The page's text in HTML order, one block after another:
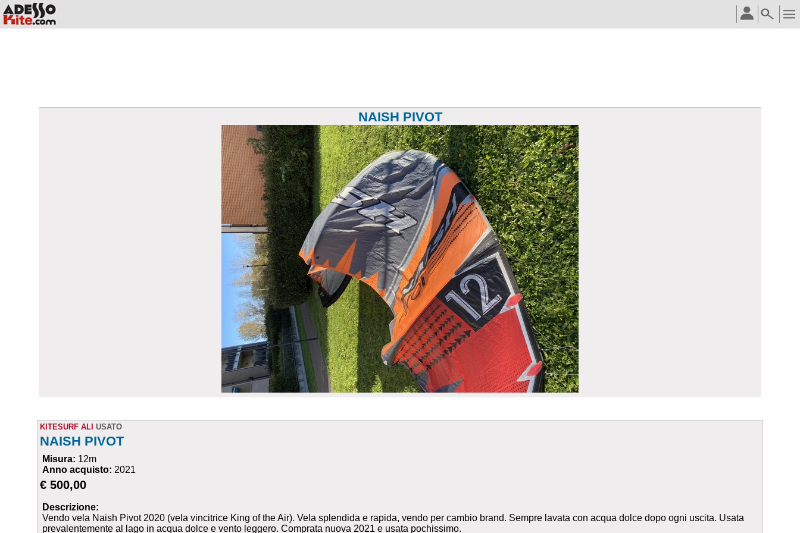
NAISH PIVOT
KITESURF ALI USATO
NAISH PIVOT
Misura: 12m
Anno acquisto: 2021
€ 500,00
Descrizione:
Vendo vela Naish Pivot 2020 (vela vincitrice King of the Air). Vela splendida e rapida, vendo per cambio brand. Sempre lavata con acqua dolce dopo ogni uscita. Usata
prevalentemente al lago in acqua dolce e vento leggero. Comprata nuova 2021 e usata pochissimo.